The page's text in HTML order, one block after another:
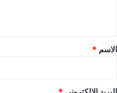
*
الاسم *